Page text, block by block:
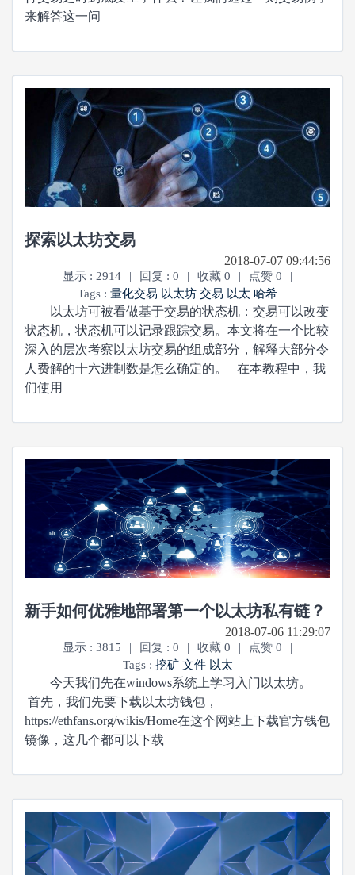
来解答这一问
探索以太坊交易
2018-07-07 09:44:56
显示 : 2914 | 回复 : 0 | 收藏 0 | 点赞 0
|
Tags : 量化交易 以太坊 交易 以太 哈希
以太坊可被看做基于交易的状态机：交易可以改变
状态机，状态机可以记录跟踪交易。本文将在一个比较
深入的层次考察以太坊交易的组成部分，解释大部分令
人费解的十六进制数是怎么确定的。 在本教程中，我
们使用
新手如何优雅地部署第一个以太坊私有链？
2018-07-06 11:29:07
显示 : 3815 | 回复 : 0 | 收藏 0 | 点赞 0
|
Tags : 挖矿 文件 以太
今天我们先在windows系统上学习入门以太坊。
首先，我们先要下载以太坊钱包，
https://ethfans.org/wikis/Home在这个网站上下载官方钱包
镜像，这几个都可以下载